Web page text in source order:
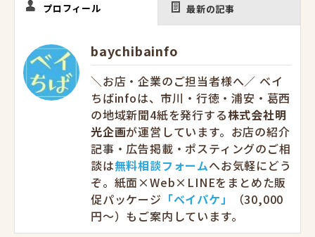
プロフィール 最新の記事
baychibainfo
＼お店・企業のご担当者様へ／ ベイ
ちばinfoは、市川・行徳・浦安・葛西
の地域新聞4紙を発行する株式会社明
光企画が運営しています。お店の紹介
記事・広告掲載・ポスティングのご相
談は無料相談フォームへお気軽にどう
ぞ。紙面×Web×LINEをまとめた販
促パッケージ 「ベイパケ」
（30,000
円〜）もご案内しています。